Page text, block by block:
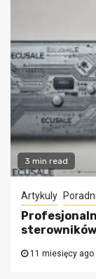
3 min read
Artykuly
11 miesięcy ago